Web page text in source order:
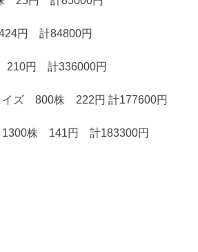
円 計84800円
円 計336000円
イズ 800株 222円 計177600円
株 141円 計183300円